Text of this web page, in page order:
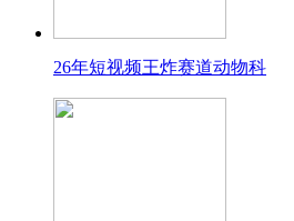
26年短视频王炸赛道动物科